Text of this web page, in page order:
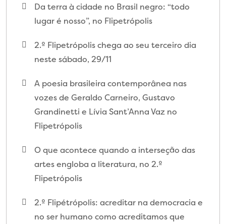
Da terra à cidade no Brasil negro: “todo
lugar é nosso”, no Flipetrópolis
2.º Flipetrópolis chega ao seu terceiro dia
neste sábado, 29/11
A poesia brasileira contemporânea nas
vozes de Geraldo Carneiro, Gustavo
Grandinetti e Lívia Sant’Anna Vaz no
Flipetrópolis
O que acontece quando a interseção das
artes engloba a literatura, no 2.º
Flipetrópolis
2.º Flipétrópolis: acreditar na democracia e
no ser humano como acreditamos que